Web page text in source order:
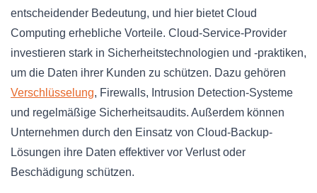
entscheidender Bedeutung, und hier bietet Cloud
Computing erhebliche Vorteile. Cloud-Service-Provider
investieren stark in Sicherheitstechnologien und -praktiken,
um die Daten ihrer Kunden zu schützen. Dazu gehören
Verschlüsselung, Firewalls, Intrusion Detection-Systeme
und regelmäßige Sicherheitsaudits. Außerdem können
Unternehmen durch den Einsatz von Cloud-Backup-
Lösungen ihre Daten effektiver vor Verlust oder
Beschädigung schützen.